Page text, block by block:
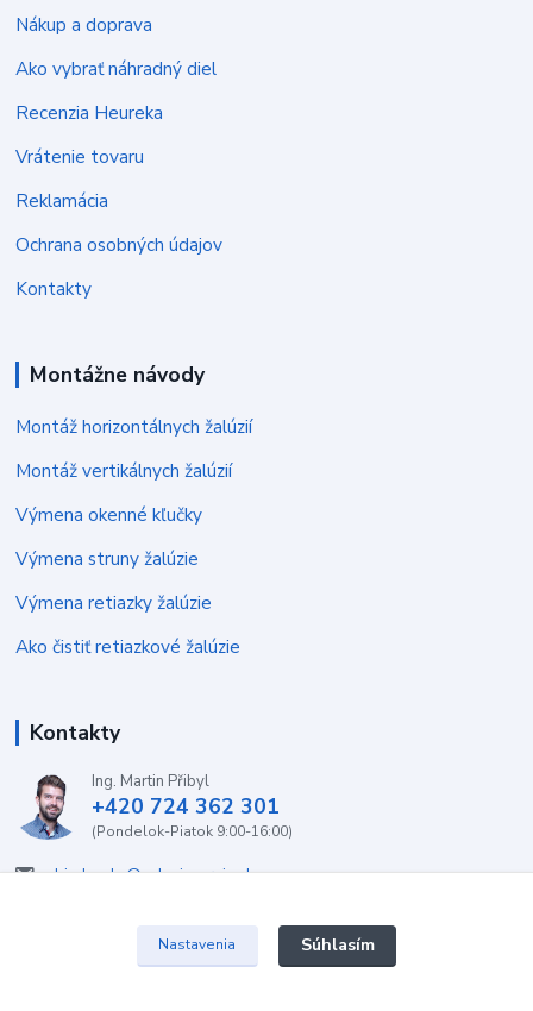
Nákup a doprava
Ako vybrať náhradný diel
Recenzia Heureka
Vrátenie tovaru
Reklamácia
Ochrana osobných údajov
Kontakty
Montážne návody
Montáž horizontálnych žalúzií
Montáž vertikálnych žalúzií
Výmena okenné kľučky
Výmena struny žalúzie
Výmena retiazky žalúzie
Ako čistiť retiazkové žalúzie
Kontakty
Ing. Martin Přibyl
+420 724 362 301
(Pondelok-Piatok 9:00-16:00)
objednavky@zaluzieservis.sk
Nastavenia Súhlasím